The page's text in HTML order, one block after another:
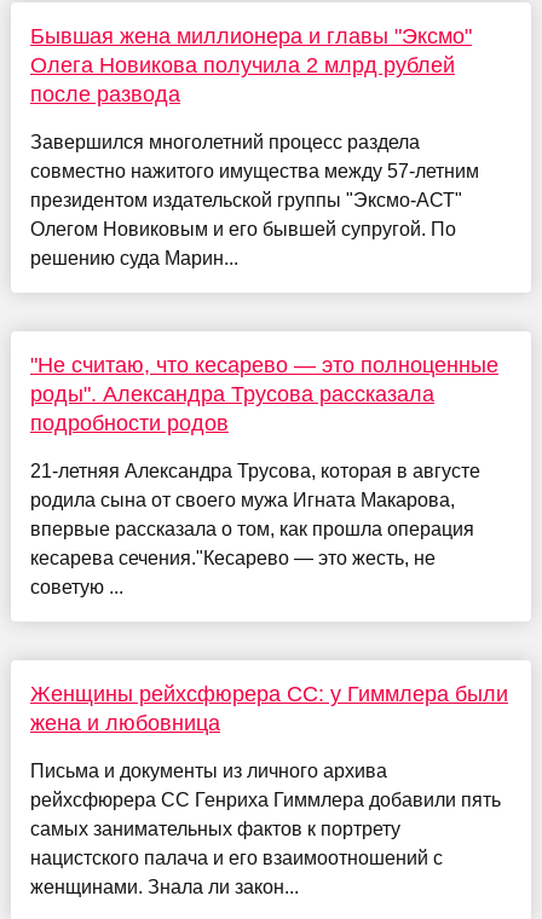
Бывшая жена миллионера и главы "Эксмо"
Олега Новикова получила 2 млрд рублей
после развода
Завершился многолетний процесс раздела
совместно нажитого имущества между 57-летним
президентом издательской группы "Эксмо-АСТ"
Олегом Новиковым и его бывшей супругой. По
решению суда Марин...
"Не считаю, что кесарево — это полноценные
роды". Александра Трусова рассказала
подробности родов
21-летняя Александра Трусова, которая в августе
родила сына от своего мужа Игната Макарова,
впервые рассказала о том, как прошла операция
кесарева сечения."Кесарево — это жесть, не
советую ...
Женщины рейхсфюрера СС: у Гиммлера были
жена и любовница
Письма и документы из личного архива
рейхсфюрера СС Генриха Гиммлера добавили пять
самых занимательных фактов к портрету
нацистского палача и его взаимоотношений с
женщинами. Знала ли закон...